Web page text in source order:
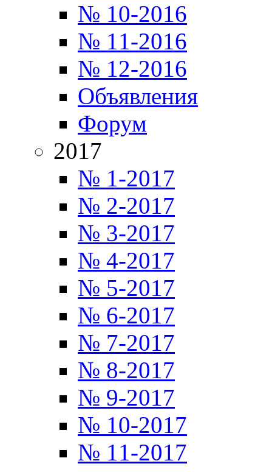
№ 10-2016
№ 11-2016
№ 12-2016
Объявления
Форум
2017
№ 1-2017
№ 2-2017
№ 3-2017
№ 4-2017
№ 5-2017
№ 6-2017
№ 7-2017
№ 8-2017
№ 9-2017
№ 10-2017
№ 11-2017